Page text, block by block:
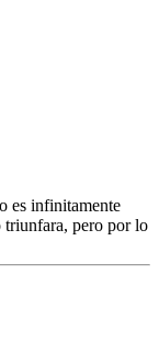
es infinitamente
triunfara, pero por lo